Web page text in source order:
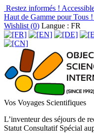
Restez informés !
Haut de Gamme pour Tous !
Wishlist (0) Langue : FR
Vos Voyages Scientifiques
L’inventeur des séjours de
Statut Consultatif Spécial